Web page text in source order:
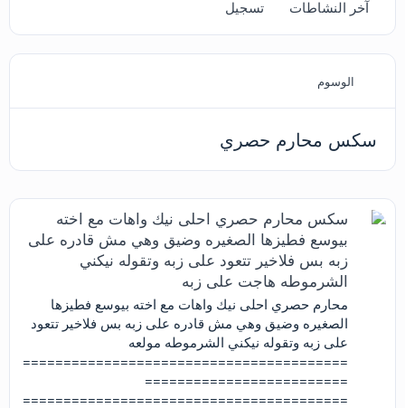
آخر النشاطات تسجيل
الوسوم
سكس محارم حصري
سكس محارم حصري احلى نيك واهات مع اخته
بيوسع فطيزها الصغيره وضيق وهي مش قادره على
زبه بس فلاخير تتعود على زبه وتقوله نيكني
الشرموطه هاجت على زبه
محارم حصري احلى نيك واهات مع اخته بيوسع فطيزها
الصغيره وضيق وهي مش قادره على زبه بس فلاخير تتعود
على زبه وتقوله نيكني الشرموطه مولعه
========================================
=========================
========================================